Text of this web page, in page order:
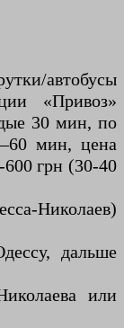
автобусы
«Привоз»
30 мин, по
мин, цена
грн (30-40
Николаев)
дальше
или